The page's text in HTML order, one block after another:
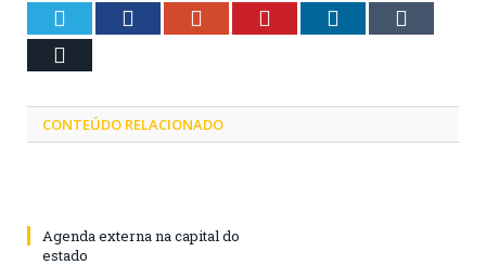
Twitter Facebook Google+ Pinterest LinkedIn
CONTEÚDO RELACIONADO
Agenda externa na capital do
estado